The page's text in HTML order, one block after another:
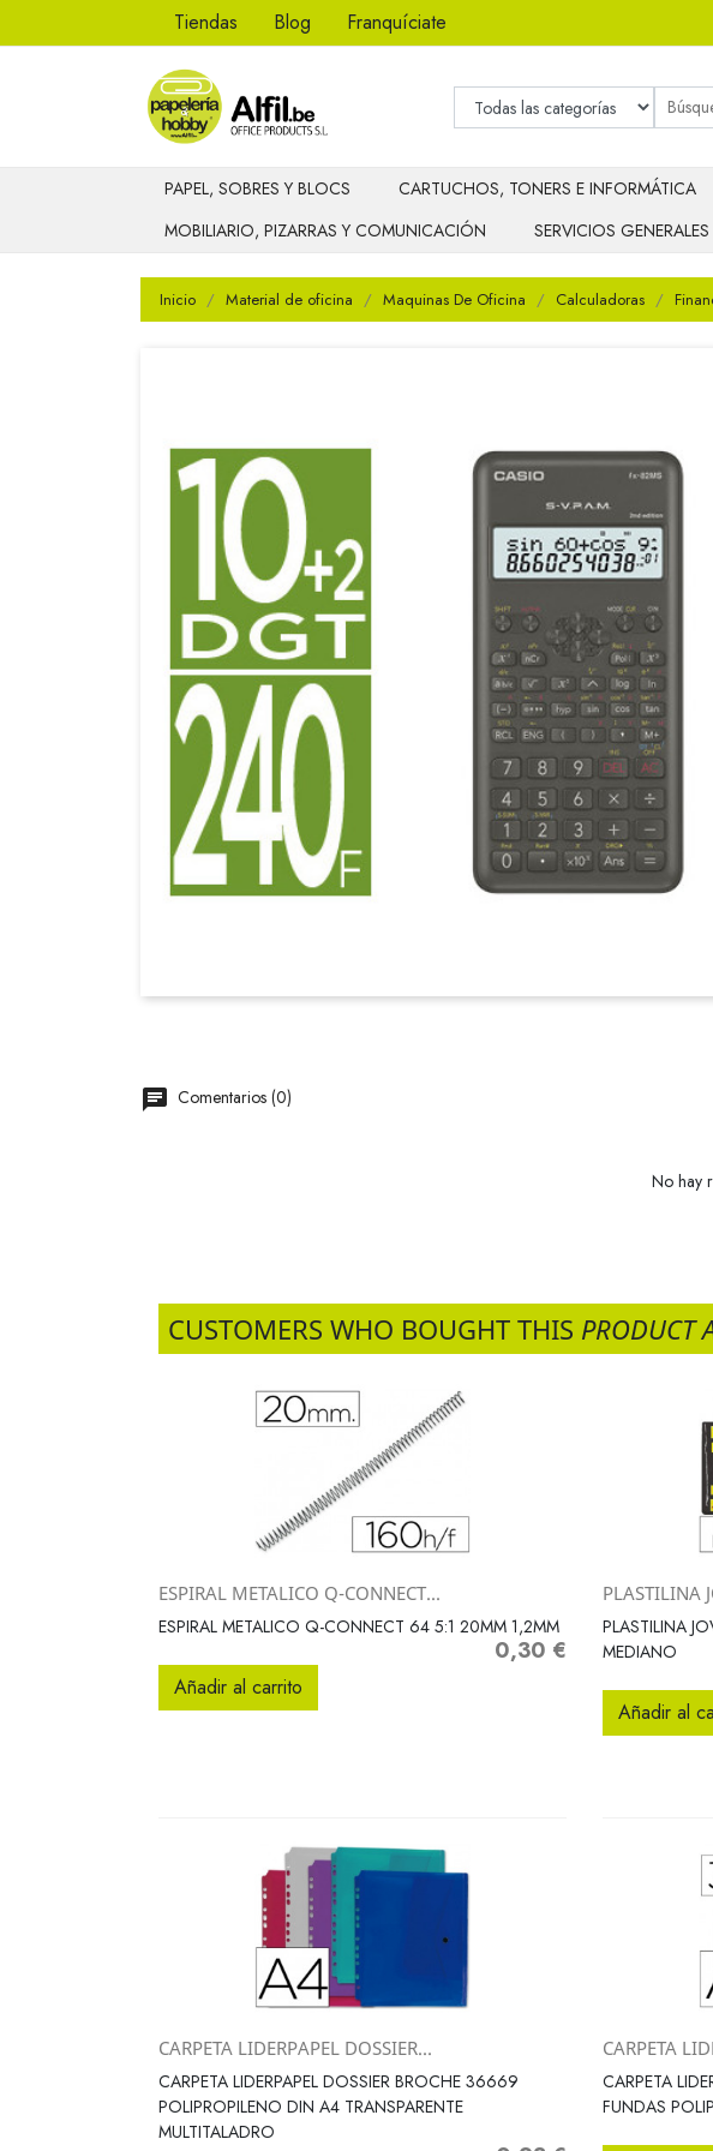
Tiendas Blog Franquíciate
PAPEL, SOBRES Y BLOCS CARTUCHOS, TONERS E INFORMÁTICA
MOBILIARIO, PIZARRAS Y COMUNICACIÓN
SERVICIOS GENERALES
Inicio Material de oficina Maquinas De Oficina Calculadoras
Comentarios (0)
No hay
CUSTOMERS WHO BOUGHT THIS PRODUCT
 Vista rápida
ESPIRAL METALICO Q-CONNECT...
ESPIRAL METALICO Q-CONNECT 64 5:1 20MM 1,2MM
Precio
0,30 €
Añadir al carrito
PLASTILINA
PLASTILINA
MEDIANO
Añadir al
Vista rápida
CARPETA LIDERPAPEL DOSSIER...
CARPETA LIDERPAPEL DOSSIER BROCHE 36669
POLIPROPILENO DIN A4 TRANSPARENTE
MULTITALADRO
CARPETA
CARPETA
FUNDAS